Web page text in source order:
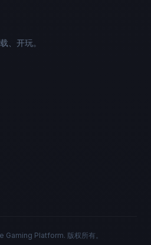
、开玩。
Platform. 版权所有。